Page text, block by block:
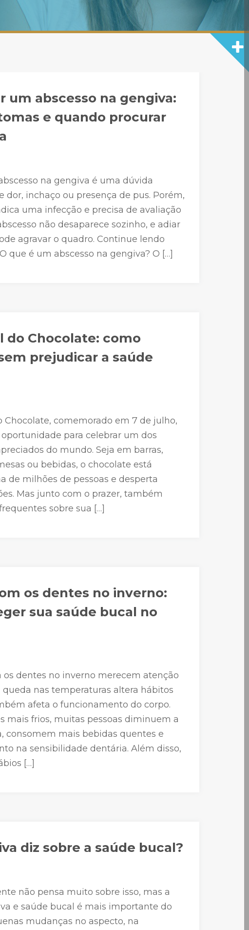
um abscesso na gengiva:
e quando procurar
na gengiva é uma dúvida
dor, inchaço ou presença de pus. Porém,
uma infecção e precisa de avaliação
não desaparece sozinho, e adiar
agravar o quadro. Continue lendo
que é um abscesso na gengiva? O […]
do Chocolate: como
prejudicar a saúde
Chocolate, comemorado em 7 de julho,
para celebrar um dos
do mundo. Seja em barras,
ou bebidas, o chocolate está
de milhões de pessoas e desperta
Mas junto com o prazer, também
sobre sua […]
os dentes no inverno:
sua saúde bucal no
os dentes no inverno merecem atenção
queda nas temperaturas altera hábitos
afeta o funcionamento do corpo.
mais frios, muitas pessoas diminuem a
consomem mais bebidas quentes e
na sensibilidade dentária. Além disso,
[…]
diz sobre a saúde bucal?
não pensa muito sobre isso, mas a
e saúde bucal é mais importante do
mudanças no aspecto, na